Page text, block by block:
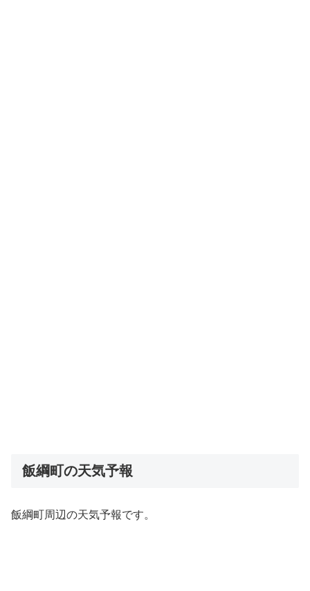
飯綱町の天気予報
飯綱町周辺の天気予報です。